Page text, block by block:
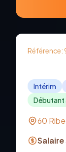
Référence:
Intérim
60